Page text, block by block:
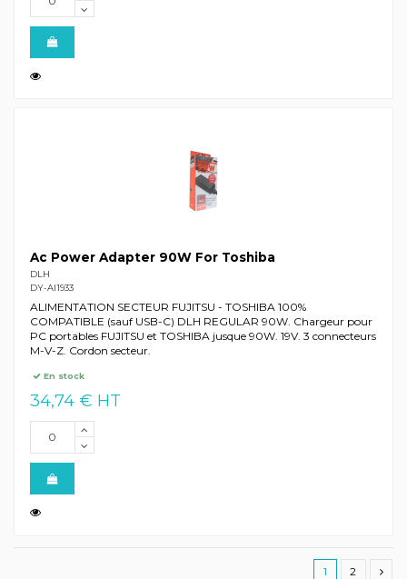
Ac Power Adapter 90W For Toshiba
DLH
DY-AI1933
ALIMENTATION SECTEUR FUJITSU - TOSHIBA 100%
COMPATIBLE (sauf USB-C) DLH REGULAR 90W. Chargeur pour
PC portables FUJITSU et TOSHIBA jusque 90W. 19V. 3 connecteurs
M-V-Z. Cordon secteur.
En stock
34,74 € HT
1 2